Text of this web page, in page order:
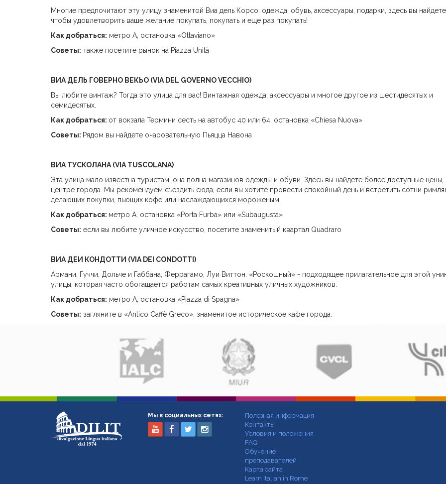
Многие предпочитают эту улицу знаменитой Виа дель Корсо: одежда, обувь, аксессуары, подарки, здесь вы найдете
чтобы удовлетворить ваше желание покупать, покупать и еще раз покупать!
Как добраться: метро А, остановка «Ottaviano»
Советы: также посетите рынок на Piazza Unità
ВИА ДЕЛЬ ГОВЕРНО ВЕКЬО (VIA DEL GOVERNO VECCHIO)
Вы любите винтаж? Тогда это улица для вас! Винтажная одежда, аксессуары и многое другое из шестидесятых и
семидесятых.
Как добраться: от вокзала Термини сесть на автобус 40 или 64, остановка «Chiesa Nuova»
Советы: Рядом вы найдете очаровательную Пьяцца Навона
ВИА ТУСКОЛАНА (VIA TUSCOLANA)
Эта улица мало известна туристам, она полна магазинов одежды и обуви. Здесь вы найдете более доступные цены,
центре города. Мы рекомендуем съездить сюда, если вы хотите провести спокойный день и встретить сотни
делающих покупки, пьющих кофе или наслаждающихся мороженым.
Как добраться: метро А, остановка «Porta Furba» или «Subaugusta»
Советы: если вы любите уличное искусство, посетите знаменитый квартал Quadraro
ВИА ДЕИ КОНДОТТИ (VIA DEI CONDOTTI)
Армани, Гуччи, Дольче и Габбана, Феррагамо, Луи Виттон. «Роскошный» - подходящее прилагательное для этой
улицы, которая часто обогащается работам самых креативных уличных художников.
Как добраться: метро А, остановка «Piazza di Spagna»
Советы: загляните в «Antico Caffè Greco», знаменитое историческое кафе города.
Мы в социальных сетях:
Полезная информация
Контакты
Условия и положения
FAQ
Обучение
преподавателей
Карта сайта
Learn Italian in Rome